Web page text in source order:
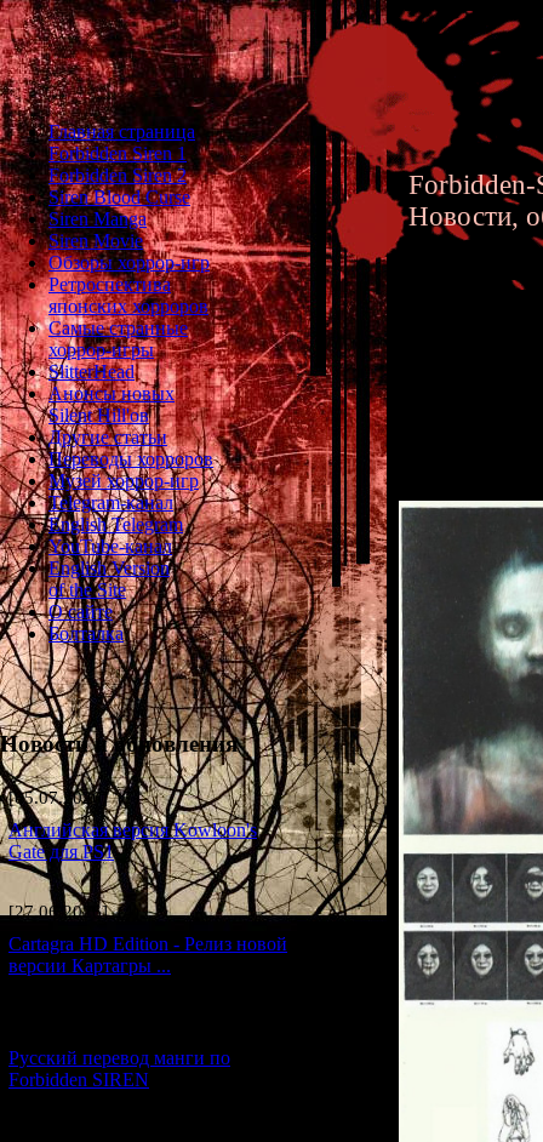
Главная страница
Forbidden Siren 1
Forbidden Siren 2
Siren Blood Curse
Siren Manga
Siren Movie
Обзоры хоррор-игр
Ретроспектива
японских хорроров
Самые странные
хоррор-игры
SlitterHead
Анонсы новых
Silent Hill'ов
Другие статьи
Переводы хорроров
Музей хоррор-игр
Telegram-канал
English Telegram
YouTube-канал
English Version
of the Site
О сайте
Болталка
Новости и обновления
[05.07.2026] (7)
Английская версия Kowloon's
Gate для PS1
[27.06.2026] (4)
Cartagra HD Edition - Релиз новой
версии Картагры ...
Русский перевод манги по
Forbidden SIREN
Forbidden-
Новости,